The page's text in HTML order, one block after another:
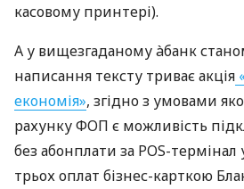
касовому принтері).
А у вищезгаданому àбанк
написання тексту триває акція
економія», згідно з умовами
рахунку ФОП є можливість
без абонплати за POS-термінал
трьох оплат бізнес-карткою